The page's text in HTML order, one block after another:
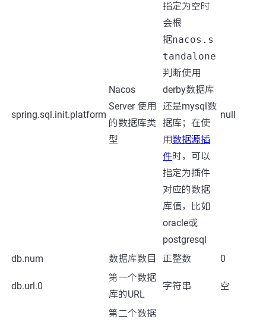
spring.sql.init.platform
Nacos
Server 使用
的数据库类
型
指定为空时
会根
据nacos.s
tandalone
判断使用
derby数据库
还是mysql数
据库；在使
用数据源插
件时，可以
指定为插件
对应的数据
库值，比如
oracle或
postgresql
null
db.num 数据库数目 正整数 0
db.url.0
第一个数据
库的URL
字符串 空
第二个数据